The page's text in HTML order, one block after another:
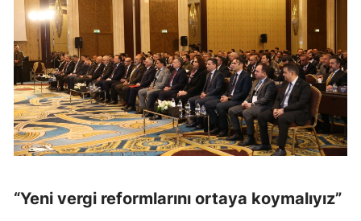
“Yeni vergi reformlarını ortaya koymalıyız”